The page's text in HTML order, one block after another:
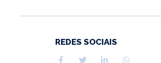
REDES SOCIAIS